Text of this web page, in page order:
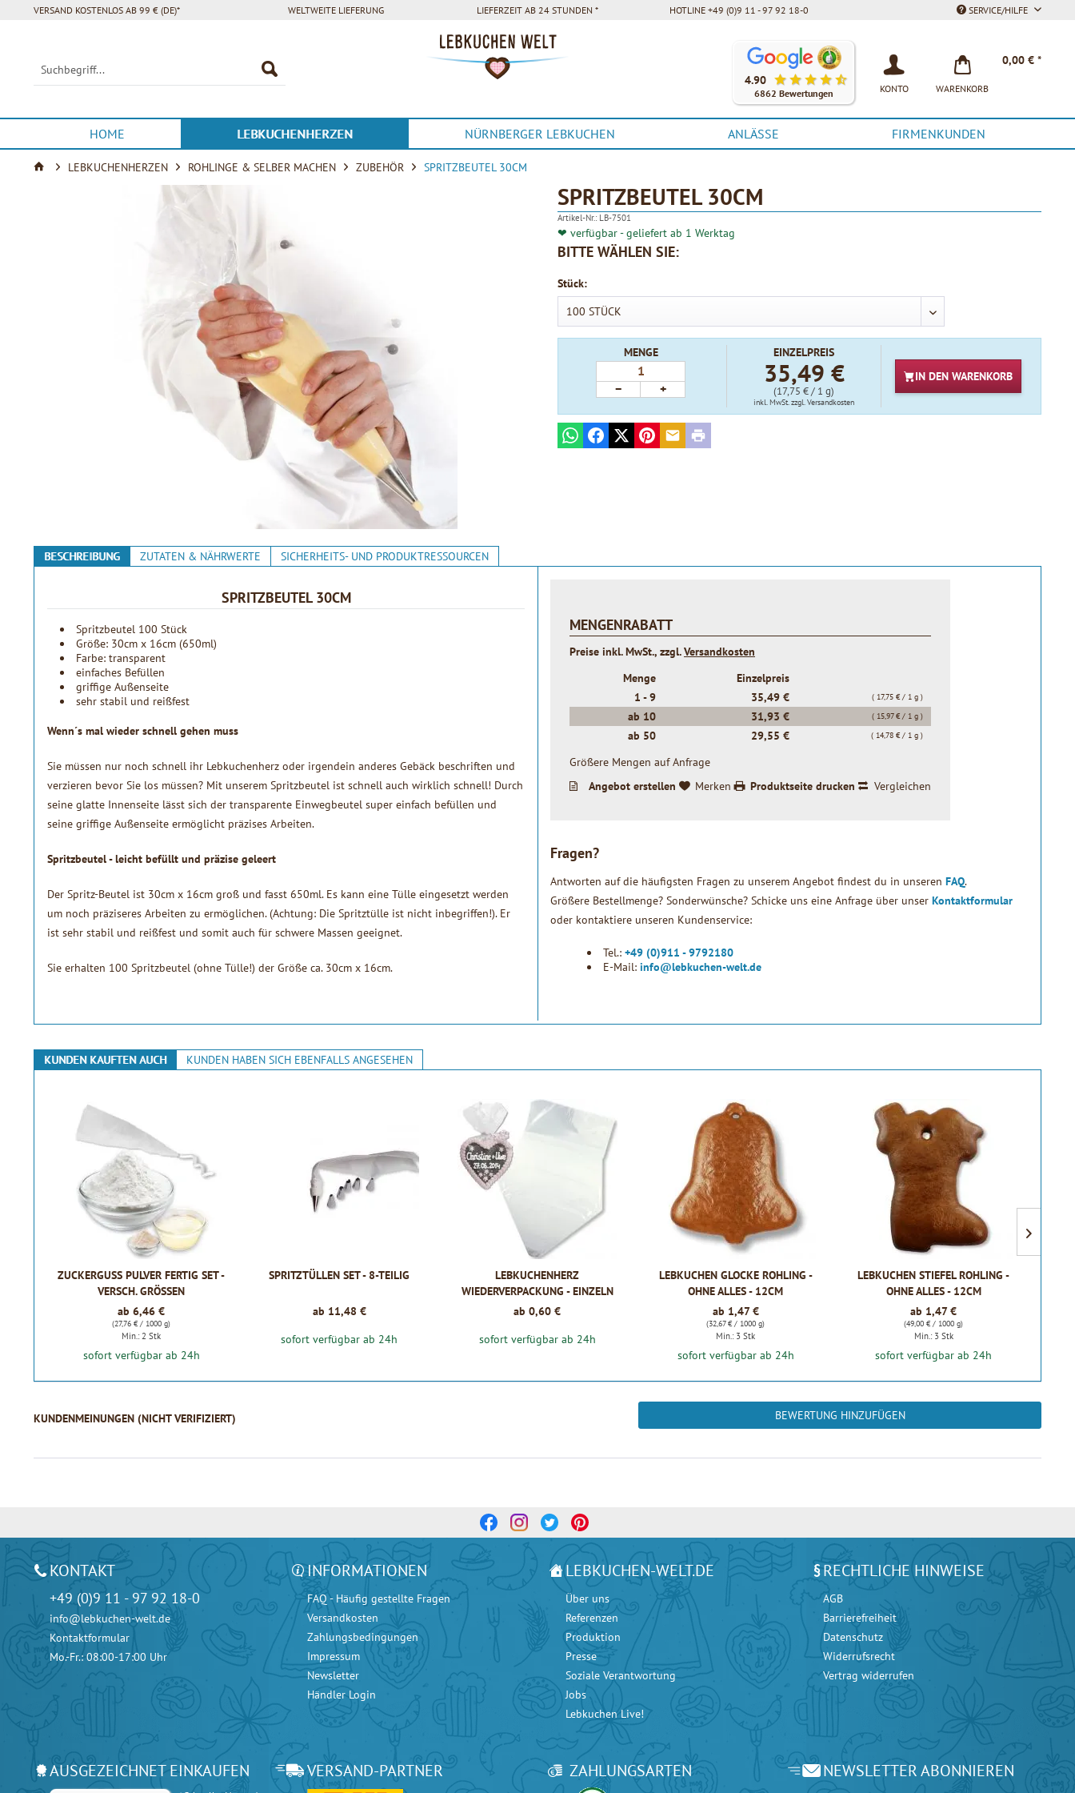
VERSAND KOSTENLOS AB 99 € (DE)* WELTWEITE LIEFERUNG LIEFERZEIT AB 24 STUNDEN * HOTLINE +49 (0)9 11 - 97 92 18-0 SERVICE/HILFE
Unsere Kunden bewerten unsere Produkte und unseren Service
4.90
6862 Bewertungen KONTO WARENKORB
0,00 € *
HOME LEBKUCHENHERZEN NÜRNBERGER LEBKUCHEN ANLÄSSE FIRMENKUNDEN
LEBKUCHENHERZEN ROHLINGE & SELBER MACHEN ZUBEHÖR SPRITZBEUTEL 30CM
SPRITZBEUTEL 30CM
Artikel-Nr.: LB-7501
❤ verfügbar - geliefert ab 1 Werktag
BITTE WÄHLEN SIE:
Stück:
MENGE
− +
EINZELPREIS
35,49 €
(17,75 € / 1 g)
inkl. MwSt.zzgl. Versandkosten
IN DEN WARENKORB
WhatsAppFacebook
X PinterestE-mailPrint
BESCHREIBUNG ZUTATEN & NÄHRWERTE SICHERHEITS- UND PRODUKTRESSOURCEN
SPRITZBEUTEL 30CM
Spritzbeutel 100 Stück
Größe: 30cm x 16cm (650ml)
Farbe: transparent
einfaches Befüllen
griffige Außenseite
sehr stabil und reißfest
Wenn´s mal wieder schnell gehen muss
Sie müssen nur noch schnell ihr Lebkuchenherz oder irgendein anderes Gebäck beschriften und
verzieren bevor Sie los müssen? Mit unserem Spritzbeutel ist schnell auch wirklich schnell! Durch
seine glatte Innenseite lässt sich der transparente Einwegbeutel super einfach befüllen und
seine griffige Außenseite ermöglicht präzises Arbeiten.
Spritzbeutel - leicht befüllt und präzise geleert
Der Spritz-Beutel ist 30cm x 16cm groß und fasst 650ml. Es kann eine Tülle eingesetzt werden
um noch präziseres Arbeiten zu ermöglichen. (Achtung: Die Spritztülle ist nicht inbegriffen!). Er
ist sehr stabil und reißfest und somit auch für schwere Massen geeignet.
Sie erhalten 100 Spritzbeutel (ohne Tülle!) der Größe ca. 30cm x 16cm.
MENGENRABATT
Preise inkl. MwSt., zzgl.Versandkosten
Menge
Einzelpreis
1 -9 35,49 € ( 17,75 € / 1 g )
ab 10 31,93 € ( 15,97 € / 1 g )
ab 50 29,55 € ( 14,78 € / 1 g )
Größere Mengen auf Anfrage
Angebot erstellen
Merken Produktseite drucken Vergleichen
Fragen?
Antworten auf die häufigsten Fragen zu unserem Angebot findest du in unseren FAQ.
Größere Bestellmenge? Sonderwünsche? Schicke uns eine Anfrage über unser Kontaktformular
oder kontaktiere unseren Kundenservice:
Tel.: +49 (0)911 - 9792180
E-Mail: info@lebkuchen-welt.de
KUNDEN KAUFTEN AUCH KUNDEN HABEN SICH EBENFALLS ANGESEHEN
ZUCKERGUSS PULVER FERTIG SET -
VERSCH. GRÖSSEN
ab 6,46 €
(27,76 € / 1000 g)
Min.: 2 Stk
sofort verfügbar ab 24h
SPRITZTÜLLEN SET - 8-TEILIG
ab 11,48 €
sofort verfügbar ab 24h
LEBKUCHENHERZ
WIEDERVERPACKUNG - EINZELN
ab 0,60 €
sofort verfügbar ab 24h
LEBKUCHEN GLOCKE ROHLING -
OHNE ALLES - 12CM
ab 1,47 €
(32,67 € / 1000 g)
Min.: 3 Stk
sofort verfügbar ab 24h
LEBKUCHEN STIEFEL ROHLING -
OHNE ALLES - 12CM
ab 1,47 €
(49,00 € / 1000 g)
Min.: 3 Stk
sofort verfügbar ab 24h
KUNDENMEINUNGEN (NICHT VERIFIZIERT) BEWERTUNG HINZUFÜGEN
KONTAKT
+49 (0)9 11 - 97 92 18-0
info@lebkuchen-welt.de
Kontaktformular
Mo.-Fr.: 08:00-17:00 Uhr
INFORMATIONEN
FAQ - Häufig gestellte Fragen
Versandkosten
Zahlungsbedingungen
Impressum
Newsletter
Händler Login
LEBKUCHEN-WELT.DE
Über uns
Referenzen
Produktion
Presse
Soziale Verantwortung
Jobs
Lebkuchen Live!
RECHTLICHE HINWEISE
AGB
Barrierefreiheit
Datenschutz
Widerrufsrecht
Vertrag widerrufen
AUSGEZEICHNET EINKAUFEN VERSAND-PARTNER ZAHLUNGSARTEN NEWSLETTER ABONNIEREN